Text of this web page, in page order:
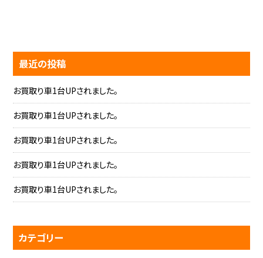
最近の投稿
お買取り車1台UPされました。
お買取り車1台UPされました。
お買取り車1台UPされました。
お買取り車1台UPされました。
お買取り車1台UPされました。
カテゴリー